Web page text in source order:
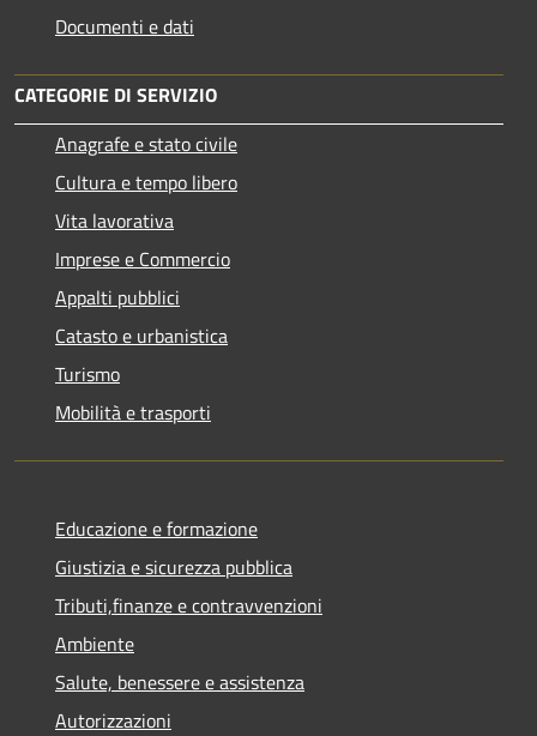
Documenti e dati
CATEGORIE DI SERVIZIO
Anagrafe e stato civile
Cultura e tempo libero
Vita lavorativa
Imprese e Commercio
Appalti pubblici
Catasto e urbanistica
Turismo
Mobilità e trasporti
Educazione e formazione
Giustizia e sicurezza pubblica
Tributi,finanze e contravvenzioni
Ambiente
Salute, benessere e assistenza
Autorizzazioni